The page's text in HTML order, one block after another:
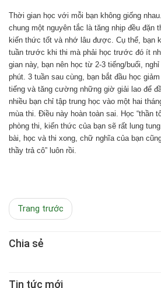
Thời gian học với mỗi bạn không giống
chung một nguyên tắc là tăng nhịp đều đặn
kiến thức tốt và nhớ lâu được. Cụ thể, bạn
tuần trước khi thi mà phải học trước đó ít
gian này, bạn nên học từ 2-3 tiếng/buổi,
phút. 3 tuần sau cùng, bạn bắt đầu học
tiếng và tăng cường những giờ giải lao để
nhiều bạn chỉ tập trung học vào một hai
mùa thi. Điều này hoàn toàn sai. Học “thần
phòng thi, kiến thức của bạn sẽ rất lung
bài, học và thi xong, chữ nghĩa của bạn
thầy trả cô” luôn rồi.
Trang trước
Chia sẻ
Tin tức mới